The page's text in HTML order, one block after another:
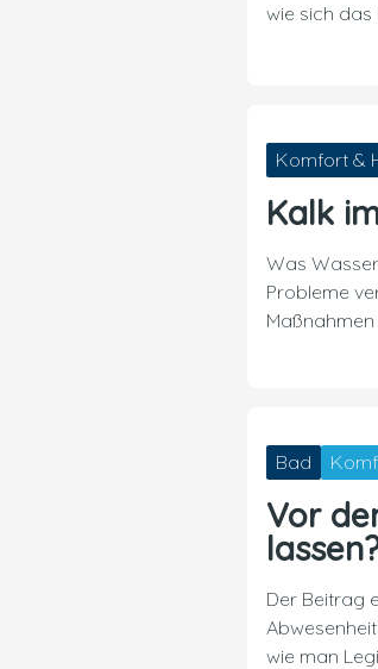
wie sich
Komfort &
Kalk
Was
Probleme
Bad
Vor
Der Beitrag
wie man